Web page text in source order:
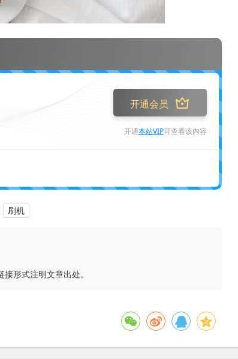
开通会员
开通本站VIP可查看该内容
刷机
形式注明文章出处。